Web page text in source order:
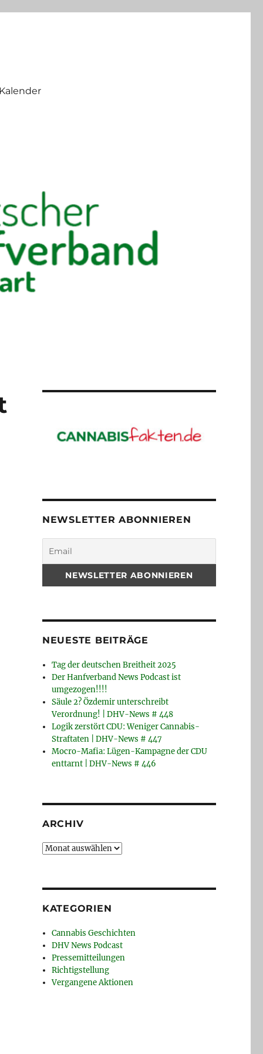
NEWSLETTER ABONNIEREN
NEUESTE BEITRÄGE
Tag der deutschen Breitheit 2025
Der Hanfverband News Podcast ist
umgezogen!!!!
Säule 2? Özdemir unterschreibt
Verordnung! | DHV-News # 448
Logik zerstört CDU: Weniger Cannabis-
Straftaten | DHV-News # 447
Mocro-Mafia: Lügen-Kampagne der CDU
enttarnt | DHV-News # 446
ARCHIV
Archiv
KATEGORIEN
Cannabis Geschichten
DHV News Podcast
Pressemitteilungen
Richtigstellung
Vergangene Aktionen